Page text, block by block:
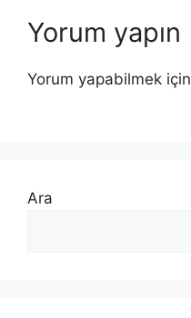
Yorum yapın
Yorum yapabilmek için
Ara